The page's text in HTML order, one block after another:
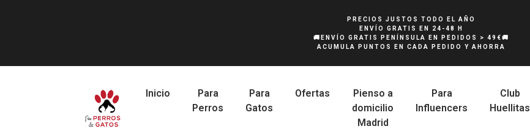
PRECIOS JUSTOS TODO EL AÑO
ENVÍO GRATIS EN 24-48 H
🚚ENVÍO GRATIS PENÍNSULA EN PEDIDOS > 49€🚚
ACUMULA PUNTOS EN CADA PEDIDO Y AHORRA
Inicio
Para
Perros
Para
Gatos
Ofertas
Pienso a
domicilio
Madrid
Para
Influencers
Club
Huellitas